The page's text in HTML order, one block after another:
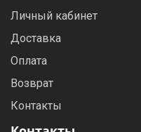
Личный кабинет
Доставка
Оплата
Возврат
Контакты